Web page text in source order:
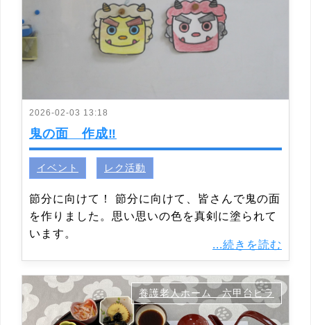
2026-02-03 13:18
鬼の面 作成‼
イベント レク活動
節分に向けて！ 節分に向けて、皆さんで鬼の面
を作りました。思い思いの色を真剣に塗られて
います。
...続きを読む
養護老人ホーム 六甲台ビラ